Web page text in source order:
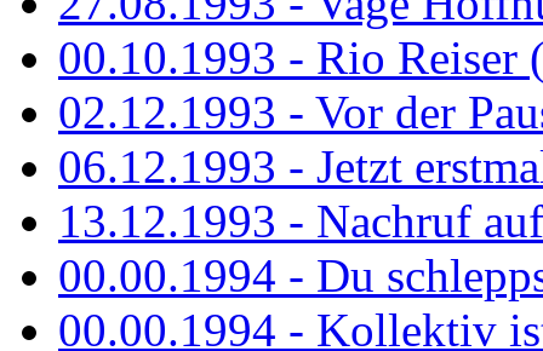
00.10.1993 - Rio Reiser
02.12.1993 - Vor der
06.12.1993 - Jetzt
13.12.1993 - Nachruf
00.00.1994 - Du
00.00.1994 - Kollektiv